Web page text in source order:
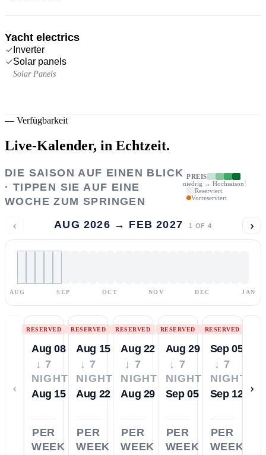
Yacht electrics
Inverter
Solar panels
Solar Panels
— Verfügbarkeit
Live-Kalender, in Echtzeit.
DIE SAISON AUF EINEN BLICK
· TIPPEN SIE AUF EINE
WOCHE ZUM SPRINGEN
PREIS
niedrig → Hochsaison
Reserviert
Vorreserviert
‹ AUG 2026 → FEB 2027 1 OF 4 ›
AUG SEP OCT NOV DEC JAN
‹
RESERVED
Aug 08
↓ 7
NIGHTS
Aug 15
PER
WEEK
RESERVED
Aug 15
↓ 7
NIGHTS
Aug 22
PER
WEEK
RESERVED
Aug 22
↓ 7
NIGHTS
Aug 29
PER
WEEK
RESERVED
Aug 29
↓ 7
NIGHTS
Sep 05
PER
WEEK
RESERVED
Sep 05
↓ 7
NIGHTS
Sep 12
PER
WEEK
›